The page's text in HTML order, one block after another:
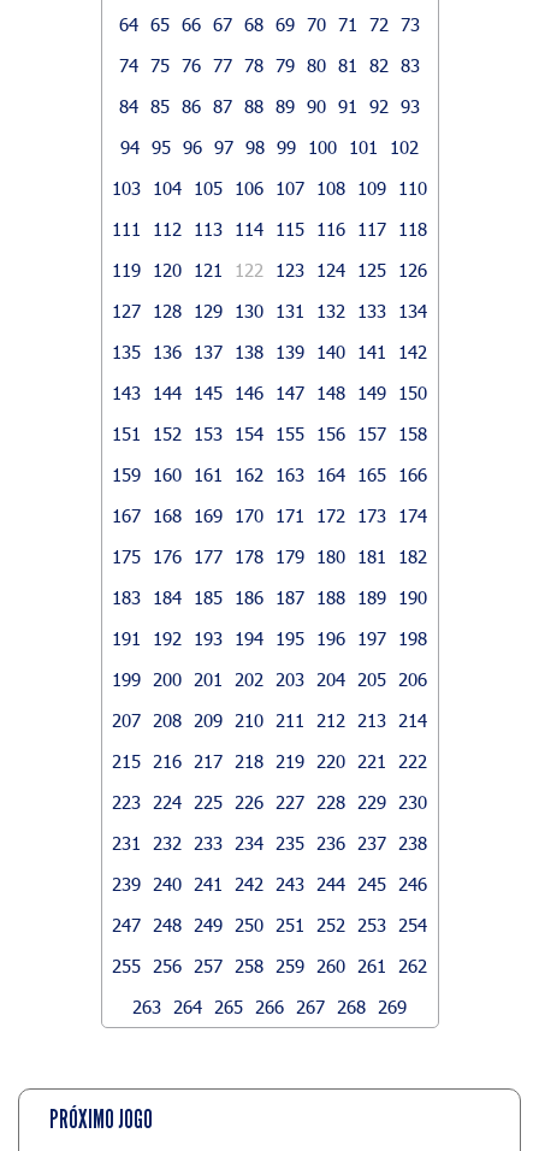
64 65 66 67 68 69 70 71 72
73
74 75 76 77 78 79 80 81 82
83
84 85 86 87 88 89 90 91 92
93
94 95 96 97 98 99 100 101
102
103
104 105 106 107 108 109
110
111
112 113 114 115 116 117
118
119
120 121 122 123 124 125
126
127
128 129 130 131 132 133
134
135
136 137 138 139 140 141
142
143
144 145 146 147 148 149
150
151
152 153 154 155 156 157
158
159
160 161 162 163 164 165
166
167
168 169 170 171 172 173
174
175
176 177 178 179 180 181
182
183
184 185 186 187 188 189
190
191
192 193 194 195 196 197
198
199
200 201 202 203 204 205
206
207
208 209 210 211 212 213
214
215
216 217 218 219 220 221
222
223
224 225 226 227 228 229
230
231
232 233 234 235 236 237
238
239
240 241 242 243 244 245
246
247
248 249 250 251 252 253
254
255
256 257 258 259 260 261
262
263
264 265 266 267 268 269
PRÓXIMO JOGO